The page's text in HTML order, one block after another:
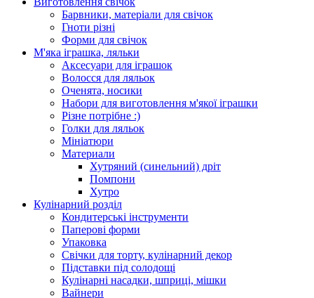
Барвники, матеріали для свічок
Гноти різні
Форми для свічок
М'яка іграшка, ляльки
Аксесуари для іграшок
Волосся для ляльок
Оченята, носики
Набори для виготовлення м'якої іграшки
Різне потрібне :)
Голки для ляльок
Мініатюри
Материали
Хутряний (синельний) дріт
Помпони
Хутро
Кулінарний розділ
Кондитерські інструменти
Паперові форми
Упаковка
Свічки для торту, кулінарний декор
Підставки під солодощі
Кулінарні насадки, шприці, мішки
Вайнери